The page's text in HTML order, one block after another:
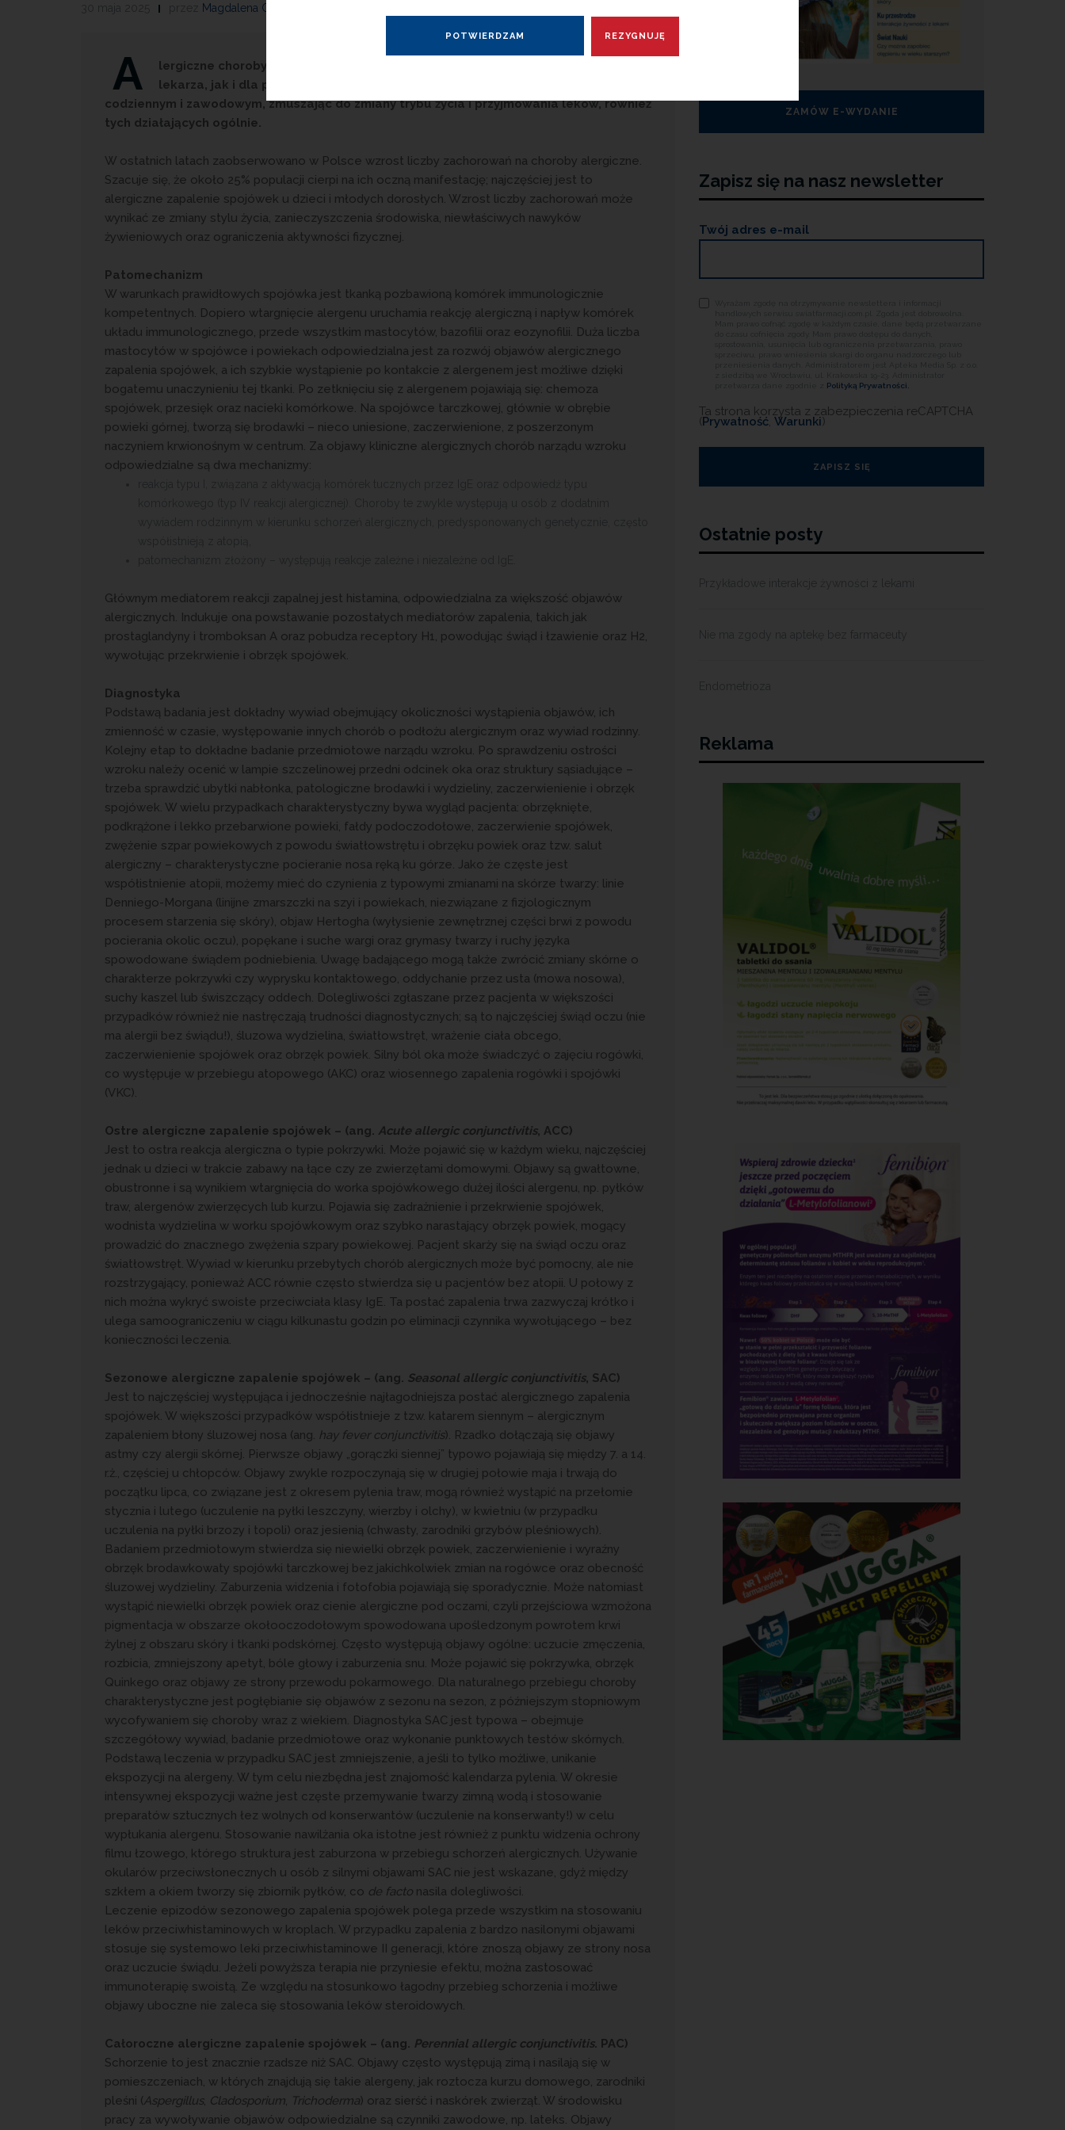
Magdalena Guźniczak
A
lergiczne choroby oczu stanowią istotny problem terapeutyczny zarówno dla
lekarza, jak i dla pacjenta. Mogą powodować znaczne utrudnienie w życiu
codziennym i zawodowym, zmuszając do zmiany trybu życia i przyjmowania leków, również
tych działających ogólnie.
W ostatnich latach zaobserwowano w Polsce wzrost liczby zachorowań na choroby alergiczne.
Szacuje się, że około 25% populacji cierpi na ich oczną manifestację; najczęściej jest to
alergiczne zapalenie spojówek u dzieci i młodych dorosłych. Wzrost liczby zachorowań może
wynikać ze zmiany stylu życia, zanieczyszczenia środowiska, niewłaściwych nawyków
żywieniowych oraz ograniczenia aktywności fizycznej.
Patomechanizm
W warunkach prawidłowych spojówka jest tkanką pozbawioną komórek immunologicznie
kompetentnych. Dopiero wtargnięcie alergenu uruchamia reakcję alergiczną i napływ komórek
układu immunologicznego, przede wszystkim mastocytów, bazofilii oraz eozynofilii. Duża liczba
mastocytów w spojówce i powiekach odpowiedzialna jest za rozwój objawów alergicznego
zapalenia spojówek, a ich szybkie wystąpienie po kontakcie z alergenem jest możliwe dzięki
bogatemu unaczynieniu tej tkanki. Po zetknięciu się z alergenem pojawiają się: chemoza
spojówek, przesięk oraz nacieki komórkowe. Na spojówce tarczkowej, głównie w obrębie
powieki górnej, tworzą się brodawki – nieco uniesione, zaczerwienione, z poszerzonym
naczyniem krwionośnym w centrum. Za objawy kliniczne alergicznych chorób narządu wzroku
odpowiedzialne są dwa mechanizmy:
Głównym mediatorem reakcji zapalnej jest histamina, odpowiedzialna za większość objawów
alergicznych. Indukuje ona powstawanie pozostałych mediatorów zapalenia, takich jak
prostaglandyny i tromboksan A oraz pobudza receptory H1, powodując świąd i łzawienie oraz H2,
wywołując przekrwienie i obrzęk spojówek.
Diagnostyka
Podstawą badania jest dokładny wywiad obejmujący okoliczności wystąpienia objawów, ich
zmienność w czasie, występowanie innych chorób o podłożu alergicznym oraz wywiad rodzinny.
Kolejny etap to dokładne badanie przedmiotowe narządu wzroku. Po sprawdzeniu ostrości
wzroku należy ocenić w lampie szczelinowej przedni odcinek oka oraz struktury sąsiadujące –
trzeba sprawdzić ubytki nabłonka, patologiczne brodawki i wydzieliny, zaczerwienienie i obrzęk
spojówek. W wielu przypadkach charakterystyczny bywa wygląd pacjenta: obrzęknięte,
podkrążone i lekko przebarwione powieki, fałdy podoczodołowe, zaczerwienie spojówek,
zwężenie szpar powiekowych z powodu światłowstrętu i obrzęku powiek oraz tzw. salut
alergiczny – charakterystyczne pocieranie nosa ręką ku górze. Jako że częste jest
współistnienie atopii, możemy mieć do czynienia z typowymi zmianami na skórze twarzy: linie
Denniego-Morgana (linijne zmarszczki na szyi i powiekach, niezwiązane z fizjologicznym
procesem starzenia się skóry), objaw Hertogha (wyłysienie zewnętrznej części brwi z powodu
pocierania okolic oczu), popękane i suche wargi oraz grymasy twarzy i ruchy języka
spowodowane świądem podniebienia. Uwagę badającego mogą także zwrócić zmiany skórne o
charakterze pokrzywki czy wyprysku kontaktowego, oddychanie przez usta (mowa nosowa),
suchy kaszel lub świszczący oddech. Dolegliwości zgłaszane przez pacjenta w większości
przypadków również nie nastręczają trudności diagnostycznych; są to najczęściej świąd oczu (nie
ma alergii bez świądu!), śluzowa wydzielina, światłowstręt, wrażenie ciała obcego,
zaczerwienienie spojówek oraz obrzęk powiek. Silny ból oka może świadczyć o zajęciu rogówki,
co występuje w przebiegu atopowego (AKC) oraz wiosennego zapalenia rogówki i spojówki
(VKC).
Ostre alergiczne zapalenie spojówek – (ang. Acute allergic conjunctivitis, ACC)
Jest to ostra reakcja alergiczna o typie pokrzywki. Może pojawić się w każdym wieku, najczęściej
jednak u dzieci w trakcie zabawy na łące czy ze zwierzętami domowymi. Objawy są gwałtowne,
obustronne i są wynikiem wtargnięcia do worka spojówkowego dużej ilości alergenu, np. pyłków
traw, alergenów zwierzęcych lub kurzu. Pojawia się zadrażnienie i przekrwienie spojówek,
wodnista wydzielina w worku spojówkowym oraz szybko narastający obrzęk powiek, mogący
prowadzić do znacznego zwężenia szpary powiekowej. Pacjent skarży się na świąd oczu oraz
światłowstręt. Wywiad w kierunku przebytych chorób alergicznych może być pomocny, ale nie
rozstrzygający, ponieważ ACC równie często stwierdza się u pacjentów bez atopii. U połowy z
nich można wykryć swoiste przeciwciała klasy IgE. Ta postać zapalenia trwa zazwyczaj krótko i
ulega samoograniczeniu w ciągu kilkunastu godzin po eliminacji czynnika wywołującego – bez
konieczności leczenia.
Sezonowe alergiczne zapalenie spojówek – (ang. Seasonal allergic conjunctivitis, SAC)
Jest to najczęściej występująca i jednocześnie najłagodniejsza postać alergicznego zapalenia
spojówek. W większości przypadków współistnieje z tzw. katarem siennym – alergicznym
zapaleniem błony śluzowej nosa (ang. hay fever conjunctivitis). Rzadko dołączają się objawy
astmy czy alergii skórnej. Pierwsze objawy „gorączki siennej” typowo pojawiają się między 7. a 14.
r.ż., częściej u chłopców. Objawy zwykle rozpoczynają się w drugiej połowie maja i trwają do
początku lipca, co związane jest z okresem pylenia traw, mogą również wystąpić na przełomie
stycznia i lutego (uczulenie na pyłki leszczyny, wierzby i olchy), w kwietniu (w przypadku
uczulenia na pyłki brzozy i topoli) oraz jesienią (chwasty, zarodniki grzybów pleśniowych).
Badaniem przedmiotowym stwierdza się niewielki obrzęk powiek, zaczerwienienie i wyraźny
obrzęk brodawkowaty spojówki tarczkowej bez jakichkolwiek zmian na rogówce oraz obecność
śluzowej wydzieliny. Zaburzenia widzenia i fotofobia pojawiają się sporadycznie. Może natomiast
wystąpić niewielki obrzęk powiek oraz cienie alergiczne pod oczami, czyli przejściowa wzmożona
pigmentacja w obszarze okołooczodołowym spowodowana upośledzonym powrotem krwi
żylnej z obszaru skóry i tkanki podskórnej. Często występują objawy ogólne: uczucie zmęczenia,
rozbicia, zmniejszony apetyt, bóle głowy i zaburzenia snu. Może pojawić się pokrzywka, obrzęk
Quinkego oraz objawy ze strony przewodu pokarmowego. Dla naturalnego przebiegu choroby
charakterystyczne jest pogłębianie się objawów z sezonu na sezon, z późniejszym stopniowym
wycofywaniem się choroby wraz z wiekiem. Diagnostyka SAC jest typowa – obejmuje
szczegółowy wywiad, badanie przedmiotowe oraz wykonanie punktowych testów skórnych.
Podstawą leczenia w przypadku SAC jest zmniejszenie, a jeśli to tylko możliwe, unikanie
ekspozycji na alergeny. W tym celu niezbędna jest znajomość kalendarza pylenia. W okresie
intensywnej ekspozycji ważne jest częste przemywanie twarzy zimną wodą i stosowanie
preparatów sztucznych łez wolnych od konserwantów (uczulenie na konserwanty!) w celu
wypłukania alergenu. Stosowanie nawilżania oka istotne jest również z punktu widzenia ochrony
filmu łzowego, którego struktura jest zaburzona w przebiegu schorzeń alergicznych. Używanie
okularów przeciwsłonecznych u osób z silnymi objawami SAC nie jest wskazane, gdyż między
szkłem a okiem tworzy się zbiornik pyłków, co de facto nasila dolegliwości.
Leczenie epizodów sezonowego zapalenia spojówek polega przede wszystkim na stosowaniu
leków przeciwhistaminowych w kroplach. W przypadku zapalenia z bardzo nasilonymi objawami
stosuje się systemowo leki przeciwhistaminowe II generacji, które znoszą objawy ze strony nosa
oraz uczucie świądu. Jeżeli powyższa terapia nie przyniesie efektu, można zastosować
immunoterapię swoistą. Ze względu na stosunkowo łagodny przebieg schorzenia i możliwe
objawy uboczne nie zaleca się stosowania leków steroidowych.
Całoroczne alergiczne zapalenie spojówek – (ang. Perennial allergic conjunctivitis. PAC)
Schorzenie to jest znacznie rzadsze niż SAC. Objawy często występują zimą i nasilają się w
pomieszczeniach, w których znajdują się takie alergeny, jak roztocza kurzu domowego, zarodniki
pleśni (Aspergillus Cladosporium Trichoderma) oraz sierść i naskórek zwierząt. W środowisku
pracy za wywoływanie objawów odpowiedzialne są czynniki zawodowe, np. lateks. Objawy
ZAMÓW E-WYDANIE
Zapisz się na nasz newsletter
Twój adres e-mail
Polityką Prywatności.
Ta strona korzysta z zabezpieczenia reCAPTCHA
(Prywatność, Warunki)
Ostatnie posty
Reklama